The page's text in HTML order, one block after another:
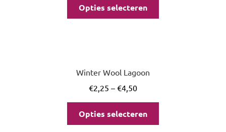
Opties selecteren
Winter Wool Lagoon
€2,25 – €4,50
Opties selecteren